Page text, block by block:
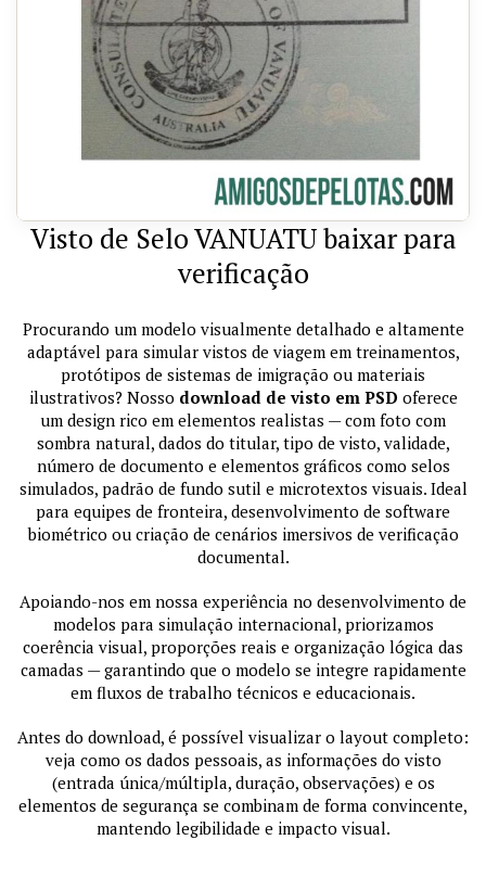
Visto de Selo VANUATU baixar para
verificação
Procurando um modelo visualmente detalhado e altamente
adaptável para simular vistos de viagem em treinamentos,
protótipos de sistemas de imigração ou materiais
ilustrativos? Nosso download de visto em PSD oferece
um design rico em elementos realistas — com foto com
sombra natural, dados do titular, tipo de visto, validade,
número de documento e elementos gráficos como selos
simulados, padrão de fundo sutil e microtextos visuais. Ideal
para equipes de fronteira, desenvolvimento de software
biométrico ou criação de cenários imersivos de verificação
documental.
Apoiando-nos em nossa experiência no desenvolvimento de
modelos para simulação internacional, priorizamos
coerência visual, proporções reais e organização lógica das
camadas — garantindo que o modelo se integre rapidamente
em fluxos de trabalho técnicos e educacionais.
Antes do download, é possível visualizar o layout completo:
veja como os dados pessoais, as informações do visto
(entrada única/múltipla, duração, observações) e os
elementos de segurança se combinam de forma convincente,
mantendo legibilidade e impacto visual.